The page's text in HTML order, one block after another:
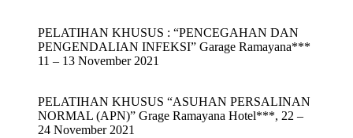
PELATIHAN KHUSUS : “PENCEGAHAN DAN
PENGENDALIAN INFEKSI” Garage Ramayana***
11 – 13 November 2021
PELATIHAN KHUSUS “ASUHAN PERSALINAN
NORMAL (APN)” Grage Ramayana Hotel***, 22 –
24 November 2021